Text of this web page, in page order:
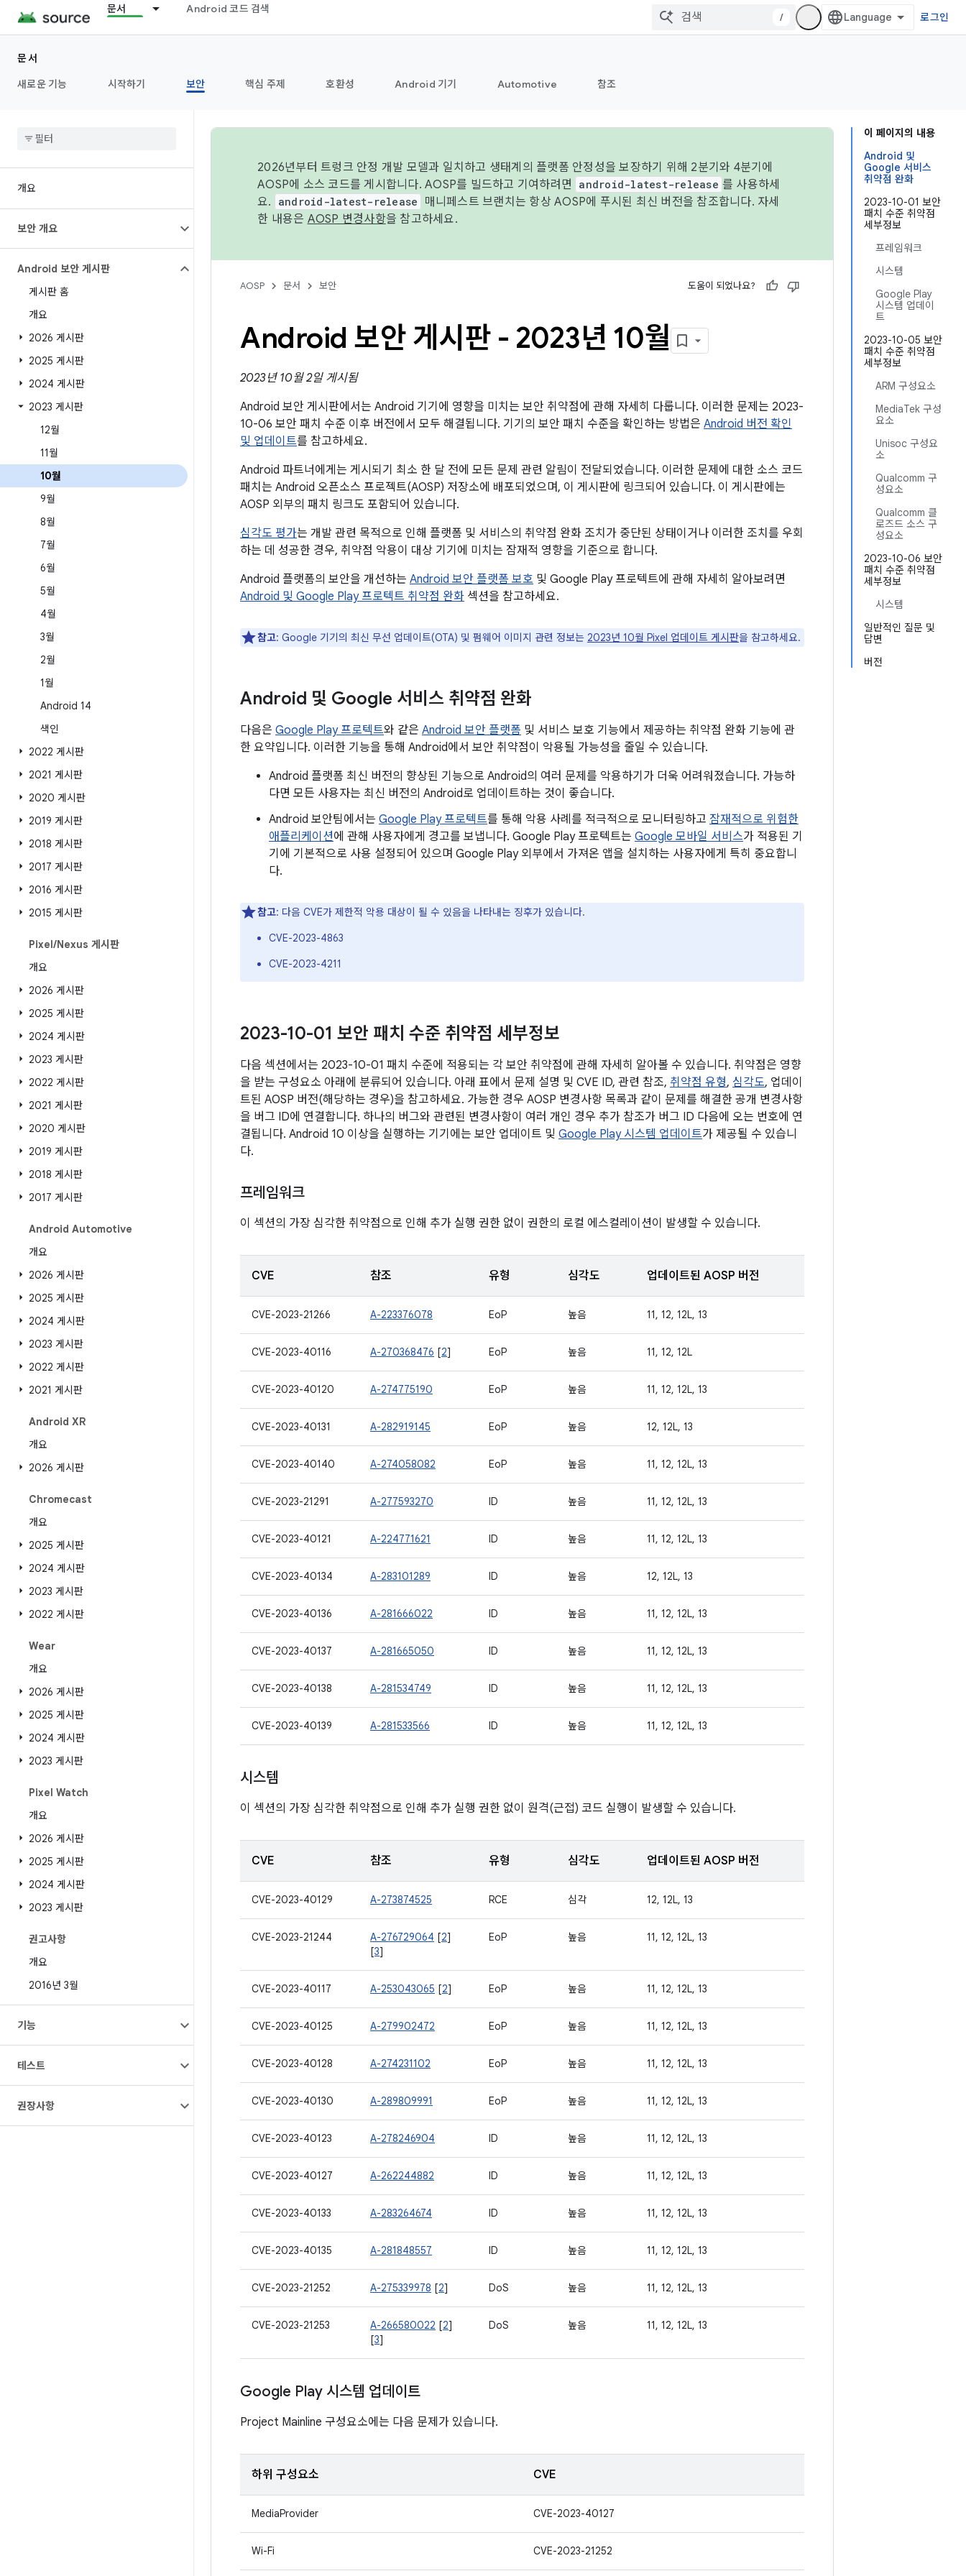
문서 Android 코드 검색
/ 로그인
문서
새로운 기능
시작하기 보안 핵심 주제 호환성 Android 기기 Automotive 참조
개요
보안 개요
Android 보안 게시판
게시판 홈
개요
2026 게시판
2025 게시판
2024 게시판
2023 게시판
12월
11월
10월
9월
8월
7월
6월
5월
4월
3월
2월
1월
Android 14
색인
2022 게시판
2021 게시판
2020 게시판
2019 게시판
2018 게시판
2017 게시판
2016 게시판
2015 게시판
Pixel/Nexus 게시판
개요
2026 게시판
2025 게시판
2024 게시판
2023 게시판
2022 게시판
2021 게시판
2020 게시판
2019 게시판
2018 게시판
2017 게시판
Android Automotive
개요
2026 게시판
2025 게시판
2024 게시판
2023 게시판
2022 게시판
2021 게시판
Android XR
개요
2026 게시판
Chromecast
개요
2025 게시판
2024 게시판
2023 게시판
2022 게시판
Wear
개요
2026 게시판
2025 게시판
2024 게시판
2023 게시판
Pixel Watch
개요
2026 게시판
2025 게시판
2024 게시판
2023 게시판
권고사항
개요
2016년 3월
기능
테스트
권장사항
이 페이지의 내용
Android 및
Google 서비스
취약점 완화
2023-10-01 보안
패치 수준 취약점
세부정보
프레임워크
시스템
Google Play
시스템 업데이
트
2023-10-05 보안
패치 수준 취약점
세부정보
ARM 구성요소
MediaTek 구성
요소
Unisoc 구성요
소
Qualcomm 구
성요소
Qualcomm 클
로즈드 소스 구
성요소
2023-10-06 보안
패치 수준 취약점
세부정보
시스템
일반적인 질문 및
답변
버전
2026년부터 트렁크 안정 개발 모델과 일치하고 생태계의 플랫폼 안정성을 보장하기 위해 2분기와 4분기에
AOSP에 소스 코드를 게시합니다. AOSP를 빌드하고 기여하려면
android-latest-release 를 사용하세
요.
android-latest-release
매니페스트 브랜치는 항상 AOSP에 푸시된 최신 버전을 참조합니다. 자세
한 내용은 AOSP 변경사항을 참고하세요.
AOSP 문서 보안 도움이 되었나요?
Android 보안 게시판 - 2023년 10월
2023년 10월 2일 게시됨
Android 보안 게시판에서는 Android 기기에 영향을 미치는 보안 취약점에 관해 자세히 다룹니다. 이러한 문제는 2023-
10-06 보안 패치 수준 이후 버전에서 모두 해결됩니다. 기기의 보안 패치 수준을 확인하는 방법은 Android 버전 확인
및 업데이트를 참고하세요.
Android 파트너에게는 게시되기 최소 한 달 전에 모든 문제 관련 알림이 전달되었습니다. 이러한 문제에 대한 소스 코드
패치는 Android 오픈소스 프로젝트(AOSP) 저장소에 배포되었으며, 이 게시판에 링크되어 있습니다. 이 게시판에는
AOSP 외부의 패치 링크도 포함되어 있습니다.
심각도 평가는 개발 관련 목적으로 인해 플랫폼 및 서비스의 취약점 완화 조치가 중단된 상태이거나 이러한 조치를 우회
하는 데 성공한 경우, 취약점 악용이 대상 기기에 미치는 잠재적 영향을 기준으로 합니다.
Android 플랫폼의 보안을 개선하는 Android 보안 플랫폼 보호 및 Google Play 프로텍트에 관해 자세히 알아보려면
Android 및 Google Play 프로텍트 취약점 완화 섹션을 참고하세요.
참고: Google 기기의 최신 무선 업데이트(OTA) 및 펌웨어 이미지 관련 정보는 2023년 10월 Pixel 업데이트 게시판을 참고하세요.
Android 및 Google 서비스 취약점 완화
다음은 Google Play 프로텍트와 같은 Android 보안 플랫폼 및 서비스 보호 기능에서 제공하는 취약점 완화 기능에 관
한 요약입니다. 이러한 기능을 통해 Android에서 보안 취약점이 악용될 가능성을 줄일 수 있습니다.
Android 플랫폼 최신 버전의 향상된 기능으로 Android의 여러 문제를 악용하기가 더욱 어려워졌습니다. 가능하
다면 모든 사용자는 최신 버전의 Android로 업데이트하는 것이 좋습니다.
Android 보안팀에서는 Google Play 프로텍트를 통해 악용 사례를 적극적으로 모니터링하고 잠재적으로 위험한
애플리케이션에 관해 사용자에게 경고를 보냅니다. Google Play 프로텍트는 Google 모바일 서비스가 적용된 기
기에 기본적으로 사용 설정되어 있으며 Google Play 외부에서 가져온 앱을 설치하는 사용자에게 특히 중요합니
다.
참고: 다음 CVE가 제한적 악용 대상이 될 수 있음을 나타내는 징후가 있습니다.
CVE-2023-4863
CVE-2023-4211
2023-10-01 보안 패치 수준 취약점 세부정보
다음 섹션에서는 2023-10-01 패치 수준에 적용되는 각 보안 취약점에 관해 자세히 알아볼 수 있습니다. 취약점은 영향
을 받는 구성요소 아래에 분류되어 있습니다. 아래 표에서 문제 설명 및 CVE ID, 관련 참조, 취약점 유형, 심각도, 업데이
트된 AOSP 버전(해당하는 경우)을 참고하세요. 가능한 경우 AOSP 변경사항 목록과 같이 문제를 해결한 공개 변경사항
을 버그 ID에 연결합니다. 하나의 버그와 관련된 변경사항이 여러 개인 경우 추가 참조가 버그 ID 다음에 오는 번호에 연
결됩니다. Android 10 이상을 실행하는 기기에는 보안 업데이트 및 Google Play 시스템 업데이트가 제공될 수 있습니
다.
프레임워크
이 섹션의 가장 심각한 취약점으로 인해 추가 실행 권한 없이 권한의 로컬 에스컬레이션이 발생할 수 있습니다.
CVE 참조 유형 심각도 업데이트된 AOSP 버전
CVE-2023-21266 A-223376078 EoP 높음 11, 12, 12L, 13
CVE-2023-40116 A-270368476 [2] EoP 높음 11, 12, 12L
CVE-2023-40120 A-274775190 EoP 높음 11, 12, 12L, 13
CVE-2023-40131 A-282919145 EoP 높음 12, 12L, 13
CVE-2023-40140 A-274058082 EoP 높음 11, 12, 12L, 13
CVE-2023-21291 A-277593270 ID 높음 11, 12, 12L, 13
CVE-2023-40121 A-224771621 ID 높음 11, 12, 12L, 13
CVE-2023-40134 A-283101289 ID 높음 12, 12L, 13
CVE-2023-40136 A-281666022 ID 높음 11, 12, 12L, 13
CVE-2023-40137 A-281665050 ID 높음 11, 12, 12L, 13
CVE-2023-40138 A-281534749 ID 높음 11, 12, 12L, 13
CVE-2023-40139 A-281533566 ID 높음 11, 12, 12L, 13
시스템
이 섹션의 가장 심각한 취약점으로 인해 추가 실행 권한 없이 원격(근접) 코드 실행이 발생할 수 있습니다.
CVE 참조 유형 심각도 업데이트된 AOSP 버전
CVE-2023-40129 A-273874525 RCE 심각 12, 12L, 13
CVE-2023-21244 A-276729064 [2]
[3]
EoP 높음 11, 12, 12L, 13
CVE-2023-40117 A-253043065 [2] EoP 높음 11, 12, 12L, 13
CVE-2023-40125 A-279902472 EoP 높음 11, 12, 12L, 13
CVE-2023-40128 A-274231102 EoP 높음 11, 12, 12L, 13
CVE-2023-40130 A-289809991 EoP 높음 11, 12, 12L, 13
CVE-2023-40123 A-278246904 ID 높음 11, 12, 12L, 13
CVE-2023-40127 A-262244882 ID 높음 11, 12, 12L, 13
CVE-2023-40133 A-283264674 ID 높음 11, 12, 12L, 13
CVE-2023-40135 A-281848557 ID 높음 11, 12, 12L, 13
CVE-2023-21252 A-275339978 [2] DoS 높음 11, 12, 12L, 13
CVE-2023-21253 A-266580022 [2]
[3]
DoS 높음 11, 12, 12L, 13
Google Play 시스템 업데이트
Project Mainline 구성요소에는 다음 문제가 있습니다.
하위 구성요소 CVE
MediaProvider CVE-2023-40127
Wi-Fi CVE-2023-21252